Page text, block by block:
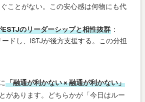
ことがない。この安心感は何物にも代
のリーダーシップと相性抜群 ：
ドし、ISTJが後方支援する。この分担
「融通が利かない × 融通が利かない」
があります。どちらかが「今日はルー